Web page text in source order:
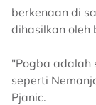
berkenaan di
dihasilkan oleh
"Pogba adalah
seperti
Pjanic.